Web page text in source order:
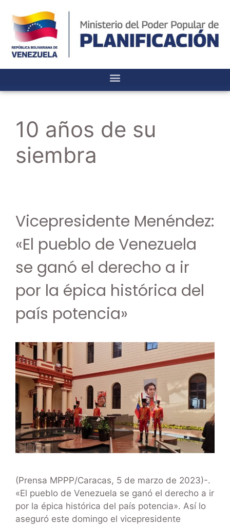
10 años de su
siembra
Vicepresidente Menéndez:
«El pueblo de Venezuela
se ganó el derecho a ir
por la épica histórica del
país potencia»
(Prensa MPPP/Caracas, 5 de marzo de 2023)-.
«El pueblo de Venezuela se ganó el derecho a ir
por la épica histórica del país potencia». Así lo
aseguró este domingo el vicepresidente